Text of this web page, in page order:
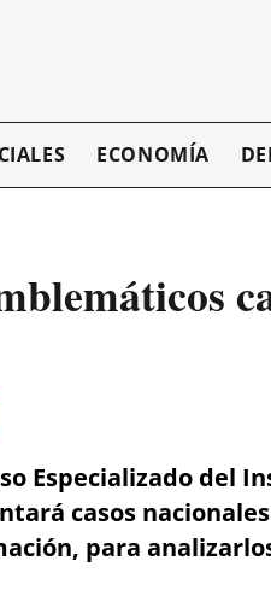
ECONOMÍA
Especializado del
casos
para